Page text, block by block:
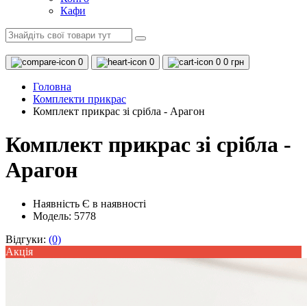
Кафи
0 0 0 0 грн
Головна
Комплекти прикрас
Комплект прикрас зі срібла - Арагон
Комплект прикрас зі срібла -
Арагон
Наявність Є в наявності
Модель: 5778
Відгуки: (0)
Акцiя